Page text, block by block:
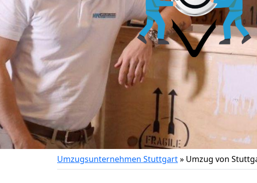
Umzugsunternehmen Stuttgart» Umzug von